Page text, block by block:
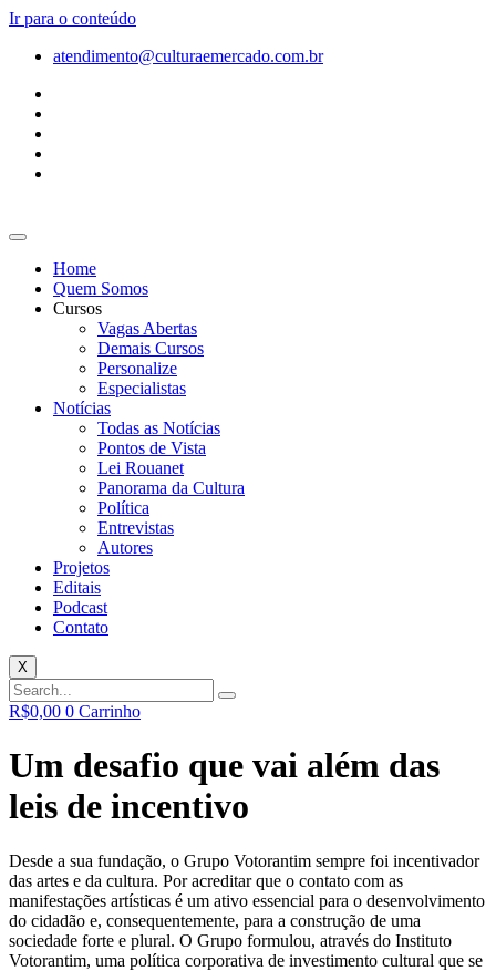
Ir para o conteúdo
atendimento@culturaemercado.com.br
Home
Quem Somos
Cursos
Vagas Abertas
Demais Cursos
Personalize
Especialistas
Notícias
Todas as Notícias
Pontos de Vista
Lei Rouanet
Panorama da Cultura
Política
Entrevistas
Autores
Projetos
Editais
Podcast
Contato
X
R$0,00 0 Carrinho
Um desafio que vai além das
leis de incentivo
Desde a sua fundação, o Grupo Votorantim sempre foi incentivador
das artes e da cultura. Por acreditar que o contato com as
manifestações artísticas é um ativo essencial para o desenvolvimento
do cidadão e, consequentemente, para a construção de uma
sociedade forte e plural. O Grupo formulou, através do Instituto
Votorantim, uma política corporativa de investimento cultural que se